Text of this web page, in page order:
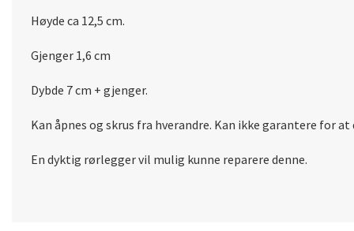
Høyde ca 12,5 cm.
Gjenger 1,6 cm
Dybde 7 cm + gjenger.
Kan åpnes og skrus fra hverandre. Kan ikke garantere for
En dyktig rørlegger vil mulig kunne reparere denne.